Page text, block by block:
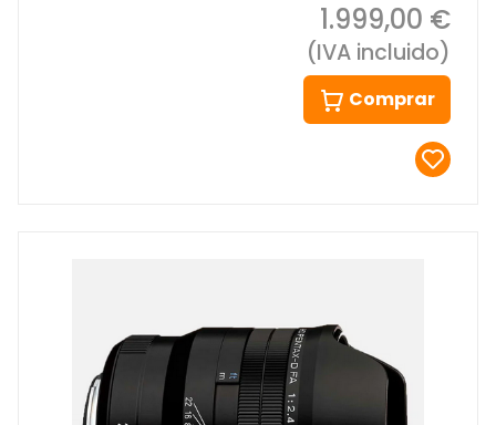
1.999,00 €
(IVA incluido)
Comprar